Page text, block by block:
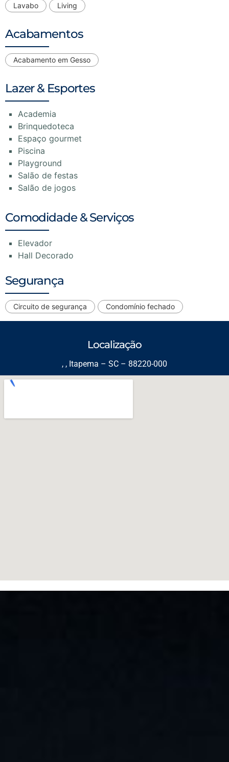
Lavabo
Living
Acabamentos
Acabamento em Gesso
Lazer & Esportes
Academia
Brinquedoteca
Espaço gourmet
Piscina
Playground
Salão de festas
Salão de jogos
Comodidade & Serviços
Elevador
Hall Decorado
Segurança
Circuito de segurança Condomínio fechado
Localização
, , Itapema – SC – 88220-000